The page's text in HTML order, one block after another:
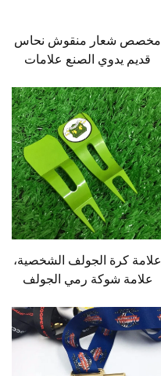
مخصص شعار منقوش نحاس
قديم يدوي الصنع علامات
علامة كرة الجولف الشخصية،
علامة شوكة رمي الجولف